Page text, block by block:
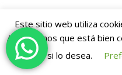
Este sitio web utiliza
Asumiremos que está bien
si lo desea.